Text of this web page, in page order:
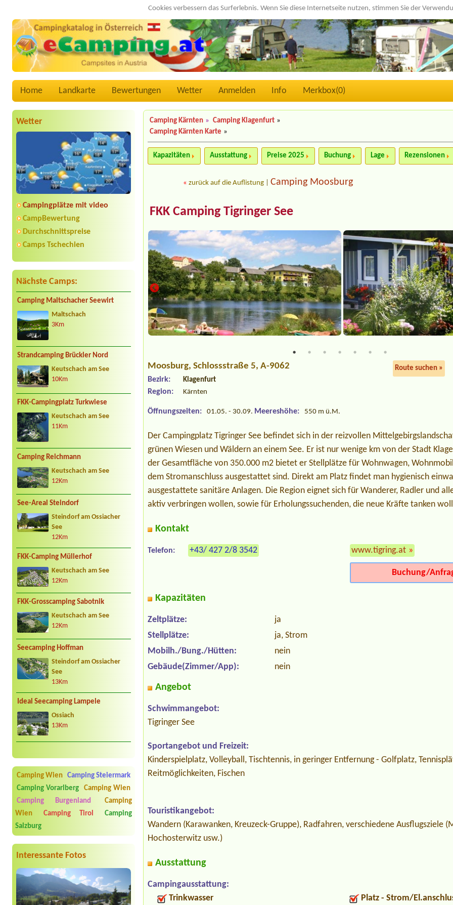
Cookies verbessern das Surferlebnis. Wenn Sie diese Internetseite nutzen, stimmen Sie der
Home Landkarte Bewertungen Wetter Anmelden Info Merkbox(0)
Wetter
Campingplätze mit video
CampBewertung
Durchschnittspreise
Camps Tschechien
Nächste Camps:
Camping Maltschacher Seewirt
Maltschach
3Km
Strandcamping Brückler Nord
Keutschach am See
10Km
FKK-Campingplatz Turkwiese
Keutschach am See
11Km
Camping Reichmann
Keutschach am See
12Km
See-Areal Steindorf
Steindorf am Ossiacher
See
12Km
FKK-Camping Müllerhof
Keutschach am See
12Km
FKK-Grosscamping Sabotnik
Keutschach am See
12Km
Seecamping Hoffman
Steindorf am Ossiacher
See
13Km
Ideal Seecamping Lampele
Ossiach
13Km
Camping Wien
Camping Steiermark
Camping Vorarlberg
Camping Wien
Camping Burgenland
Camping
Wien
Camping Tirol
Camping
Salzburg
Interessante Fotos
Camping Kärnten » Camping Klagenfurt »
Camping Kärnten Karte »
Kapazitäten Ausstattung Preise 2025 Buchung Lage Rezensionen
«zurück auf die Auflistung |Camping Moosburg
FKK Camping Tigringer See
Moosburg, Schlossstraße 5, A-9062 Route suchen »
Bezirk: Klagenfurt
Region: Kärnten
Öffnungszeiten: 01.05. - 30.09. Meereshöhe: 550 m ü.M.
Der Campingplatz Tigringer See befindet sich in der reizvollen
grünen Wiesen und Wäldern an einem See. Er ist nur wenige km von der Stadt
der Gesamtfläche von 350.000 m2 bietet er Stellplätze für Wohnwagen,
dem Stromanschluss ausgestattet sind. Direkt am Platz findet man hygienisch
ausgestattete sanitäre Anlagen. Die Region eignet sich für Wanderer, Radler und
aktiv verbringen wollen, sowie für Erholungssuchenden, die neue Kräfte tanken
Kontakt
Telefon: +43/ 427 2/8 3542 www.tigring.at »
Buchung/
Kapazitäten
Zeltplätze:
ja
Stellplätze:
ja, Strom
Mobilh./Bung./Hütten:
nein
Gebäude(Zimmer/App):
nein
Angebot
Schwimmangebot:
Tigringer See
Sportangebot und Freizeit:
Kinderspielplatz, Volleyball, Tischtennis, in geringer Entfernung - Golfplatz,
Reitmöglichkeiten, Fischen
Touristikangebot:
Wandern (Karawanken, Kreuzeck-Gruppe), Radfahren, verschiedene Ausflugsziele
Hochosterwitz usw.)
Ausstattung
Campingausstattung:
Trinkwasser
Platz - Strom/